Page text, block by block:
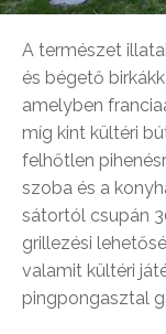
A természet
és bégető
amelyben
míg kint kültéri
felhőtlen
szoba és a
sátortól csupán
grillezési
valamit kültéri
pingpongasztal